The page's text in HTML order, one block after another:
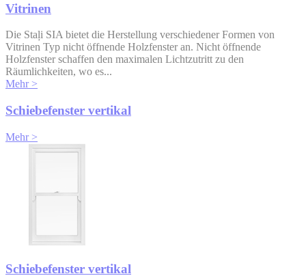
Vitrinen
Die Staļi SIA bietet die Herstellung verschiedener Formen von
Vitrinen Typ nicht öffnende Holzfenster an. Nicht öffnende
Holzfenster schaffen den maximalen Lichtzutritt zu den
Räumlichkeiten, wo es...
Mehr >
Schiebefenster vertikal
Mehr >
Schiebefenster vertikal